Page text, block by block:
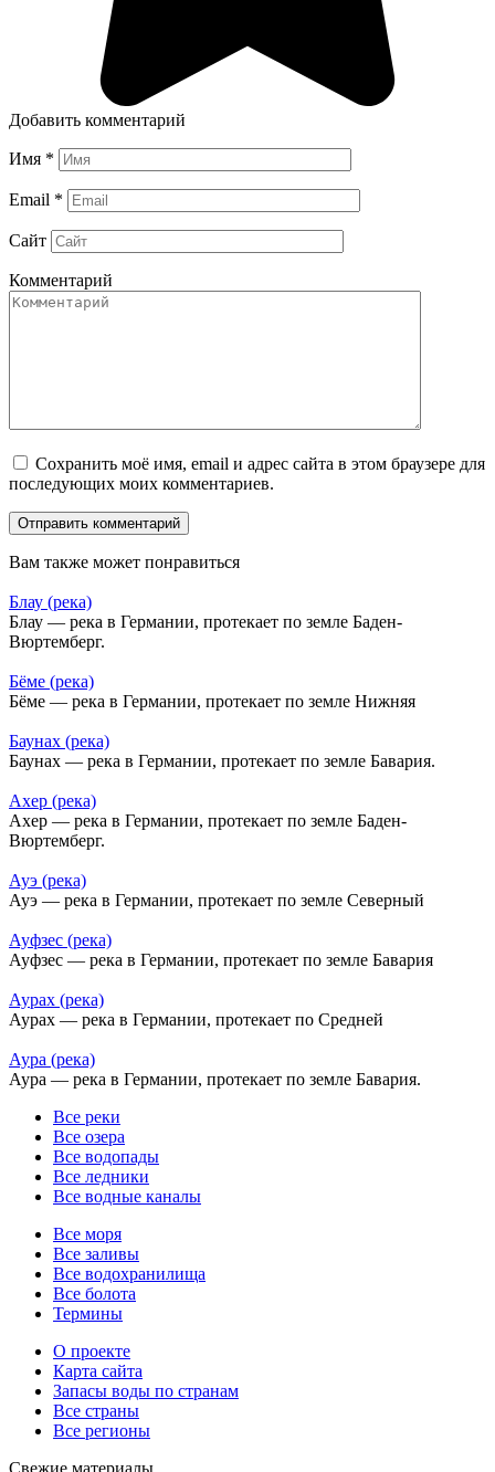
Добавить комментарий
Имя *
Email *
Сайт
Комментарий
Сохранить моё имя, email и адрес сайта в этом браузере для
последующих моих комментариев.
Вам также может понравиться
Блау (река)
Блау — река в Германии, протекает по земле Баден-
Вюртемберг.
Бёме (река)
Бёме — река в Германии, протекает по земле Нижняя
Баунах (река)
Баунах — река в Германии, протекает по земле Бавария.
Ахер (река)
Ахер — река в Германии, протекает по земле Баден-
Вюртемберг.
Ауэ (река)
Ауэ — река в Германии, протекает по земле Северный
Ауфзес (река)
Ауфзес — река в Германии, протекает по земле Бавария
Аурах (река)
Аурах — река в Германии, протекает по Средней
Аура (река)
Аура — река в Германии, протекает по земле Бавария.
Все реки
Все озера
Все водопады
Все ледники
Все водные каналы
Все моря
Все заливы
Все водохранилища
Все болота
Термины
О проекте
Карта сайта
Запасы воды по странам
Все страны
Все регионы